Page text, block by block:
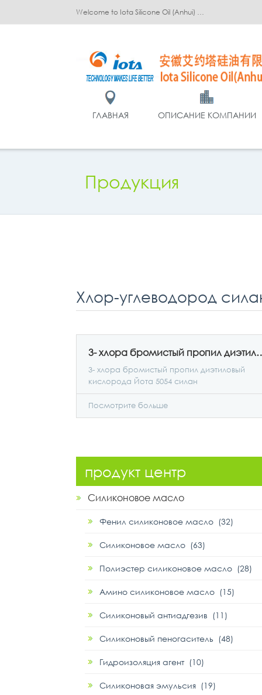
Welcome to Iota Silicone Oil (Anhui) Co., Ltd.!
ГЛАВНАЯ ОПИСАНИЕ КОМПАНИИ
Продукция
Хлор-углеводород
3- хлора бромистый
3- хлора бромистый пропил диэтиловый
кислорода Йота 5054 силан
Посмотрите больше
продукт центр
Силиконовое масло
Фенил силиконовое масло (32)
Силиконовое масло (63)
Полиэстер силиконовое масло (28)
Амино силиконовое масло (15)
Силиконовый антиадгезив (11)
Силиконовый пеногаситель (48)
Гидроизоляция агент (10)
Силиконовая эмульсия (19)